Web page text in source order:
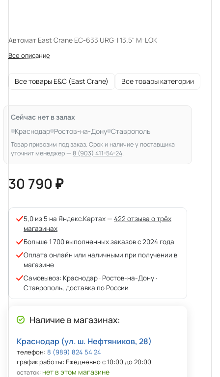
Автомат East Crane EC-633 URG-I 13.5" M-LOK
Все описание
Все товары E&C (East Crane) Все товары категории
Сейчас нет в залах
Краснодар Ростов-на-Дону Ставрополь
Товар привозим под заказ. Срок и наличие у поставщика
уточнит менеджер — 8 (903) 411-54-24.
30 790 ₽
5,0 из 5 на Яндекс.Картах — 422 отзыва о трёх
магазинах
Больше 1 700 выполненных заказов с 2024 года
Оплата онлайн или наличными при получении в
магазине
Самовывоз: Краснодар · Ростов-на-Дону ·
Ставрополь, доставка по России
Наличие в магазинах:
Краснодар (ул. ш. Нефтяников, 28)
телефон: 8 (989) 824 54 24
график работы: Ежедневно с 10:00 до 20:00
остаток: нет в этом магазине